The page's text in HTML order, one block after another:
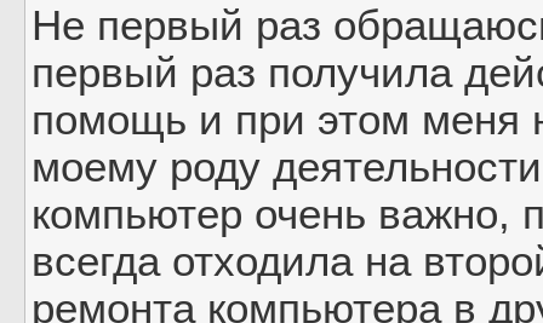
Не первый раз
первый раз получила
помощь и при этом меня
моему роду
компьютер очень важно,
всегда отходила на
ремонта компьютера в